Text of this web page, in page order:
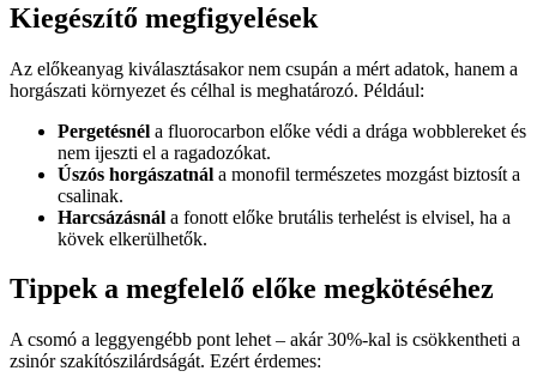
Kiegészítő megfigyelések
Az előkeanyag kiválasztásakor nem csupán a mért adatok, hanem a
horgászati környezet és célhal is meghatározó. Például:
Pergetésnél a fluorocarbon előke védi a drága wobblereket és
nem ijeszti el a ragadozókat.
Úszós horgászatnál a monofil természetes mozgást biztosít a
csalinak.
Harcsázásnál a fonott előke brutális terhelést is elvisel, ha a
kövek elkerülhetők.
Tippek a megfelelő előke megkötéséhez
A csomó a leggyengébb pont lehet – akár 30%-kal is csökkentheti a
zsinór szakítószilárdságát. Ezért érdemes: